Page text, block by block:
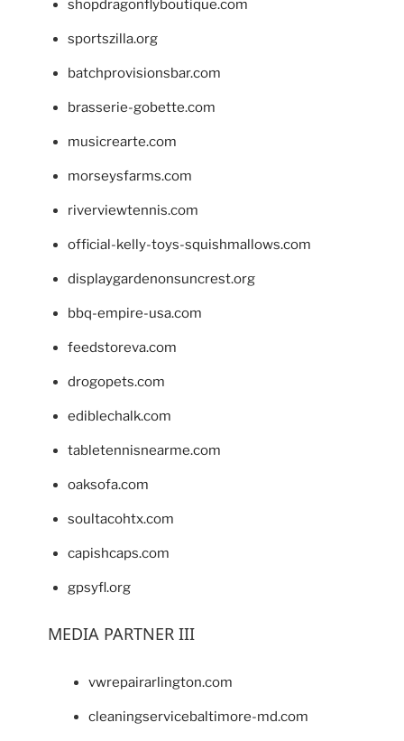
shopdragonflyboutique.com
sportszilla.org
batchprovisionsbar.com
brasserie-gobette.com
musicrearte.com
morseysfarms.com
riverviewtennis.com
official-kelly-toys-squishmallows.com
displaygardenonsuncrest.org
bbq-empire-usa.com
feedstoreva.com
drogopets.com
ediblechalk.com
tabletennisnearme.com
oaksofa.com
soultacohtx.com
capishcaps.com
gpsyfl.org
MEDIA PARTNER III
vwrepairarlington.com
cleaningservicebaltimore-md.com